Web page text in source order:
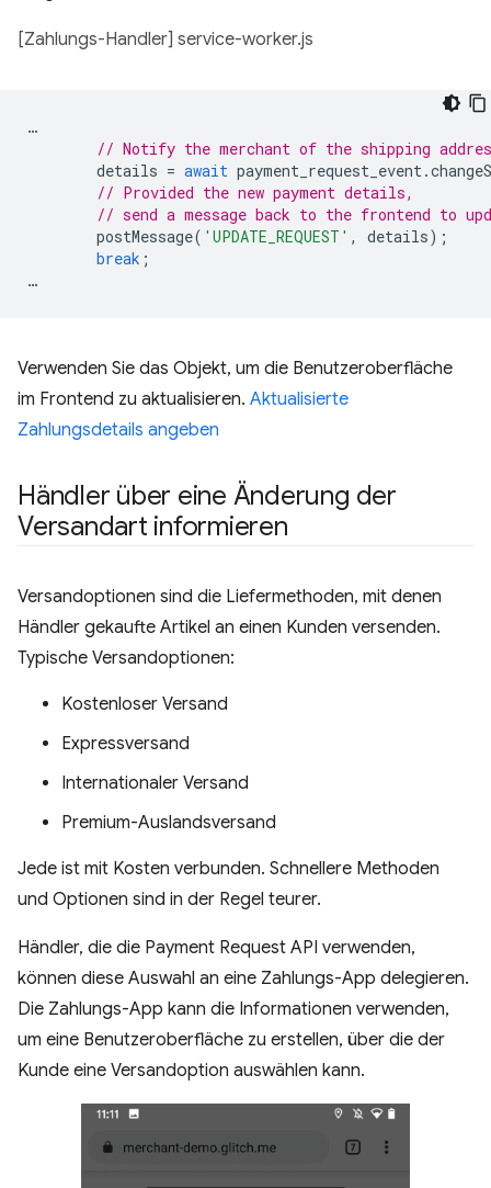
[Zahlungs-Handler] service-worker.js
…
// Notify the merchant of the shipping
details = await payment_request_event.
// Provided the new payment details,
// send a message back to the frontend to
postMessage( 'UPDATE_REQUEST' , details);
break ;
…
Verwenden Sie das Objekt, um die Benutzeroberfläche
im Frontend zu aktualisieren. Aktualisierte
Zahlungsdetails angeben
Händler über eine Änderung der
Versandart informieren
Versandoptionen sind die Liefermethoden, mit denen
Händler gekaufte Artikel an einen Kunden versenden.
Typische Versandoptionen:
Kostenloser Versand
Expressversand
Internationaler Versand
Premium-Auslandsversand
Jede ist mit Kosten verbunden. Schnellere Methoden
und Optionen sind in der Regel teurer.
Händler, die die Payment Request API verwenden,
können diese Auswahl an eine Zahlungs-App delegieren.
Die Zahlungs-App kann die Informationen verwenden,
um eine Benutzeroberfläche zu erstellen, über die der
Kunde eine Versandoption auswählen kann.